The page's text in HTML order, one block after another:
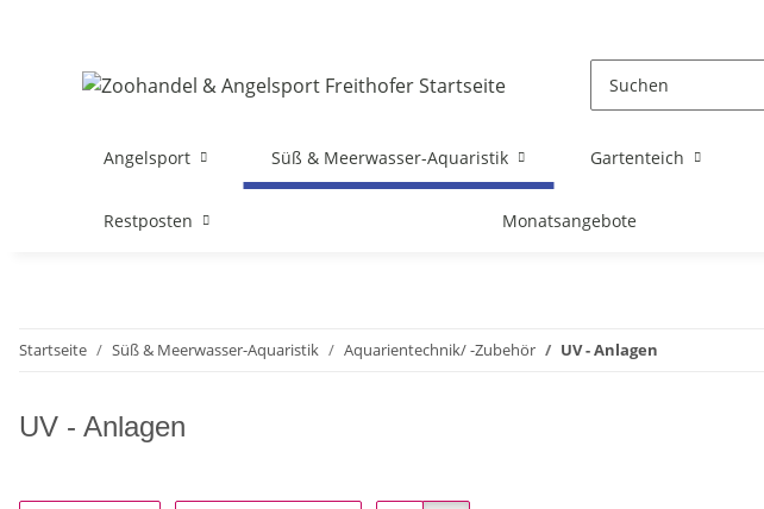
Angelsport Süß & Meerwasser-Aquaristik Gartenteich
Restposten Monatsangebote
Startseite Süß & Meerwasser-Aquaristik Aquarientechnik/ -Zubehör UV - Anlagen
UV - Anlagen